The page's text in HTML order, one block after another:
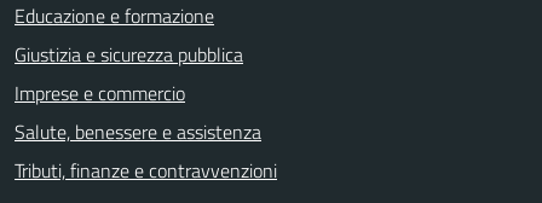
Educazione e formazione
Giustizia e sicurezza pubblica
Imprese e commercio
Salute, benessere e assistenza
Tributi, finanze e contravvenzioni